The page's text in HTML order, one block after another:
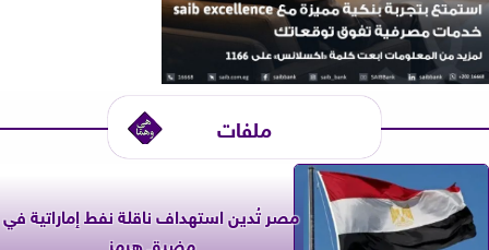
ملفات
مصر تُدين استهداف ناقلة نفط إماراتية في
مضيق هرمز